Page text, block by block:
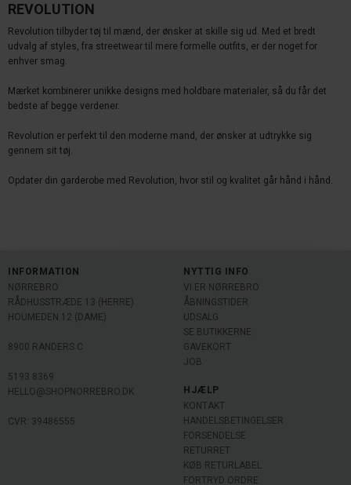
REVOLUTION
Revolution tilbyder tøj til mænd, der ønsker at skille sig ud. Med et bredt
udvalg af styles, fra streetwear til mere formelle outfits, er der noget for
enhver smag.
Mærket kombinerer unikke designs med holdbare materialer, så du får det
bedste af begge verdener.
Revolution er perfekt til den moderne mand, der ønsker at udtrykke sig
gennem sit tøj.
Opdater din garderobe med Revolution, hvor stil og kvalitet går hånd i hånd.
INFORMATION
NØRREBRO
RÅDHUSSTRÆDE 13 (HERRE)
HOUMEDEN 12 (DAME)
8900 RANDERS C
5193 8369
HELLO@SHOPNORREBRO.DK
CVR: 39486555
NYTTIG INFO
VI ER NØRREBRO
ÅBNINGSTIDER
UDSALG
SE BUTIKKERNE
GAVEKORT
JOB
HJÆLP
KONTAKT
HANDELSBETINGELSER
FORSENDELSE
RETURRET
KØB RETURLABEL
FORTRYD ORDRE